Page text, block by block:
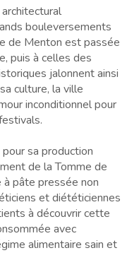
bouleversements
de Menton est passée
puis à celles des
jalonnent ainsi
culture, la ville
inconditionnel pour
sa production
de la Tomme de
à pâte pressée non
et diététiciennes
à découvrir cette
avec
alimentaire sain et